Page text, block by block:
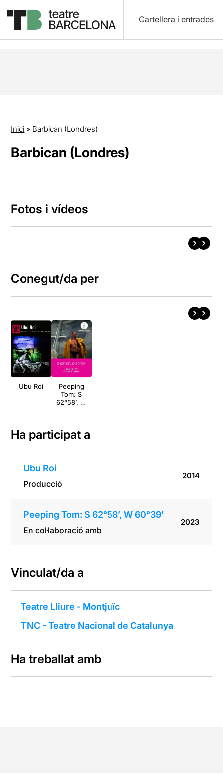
Cartellera i entrades
Inici » Barbican (Londres)
Barbican (Londres)
Fotos i vídeos
Conegut/da per
Ubu Roi
Peeping
Tom: S
62°58’, W
Ha participat a
Ubu Roi
Producció
2014
Peeping Tom: S 62°58’, W 60°39’
En col·laboració amb
2023
Vinculat/da a
Teatre Lliure - Montjuïc
TNC - Teatre Nacional de Catalunya
Ha treballat amb